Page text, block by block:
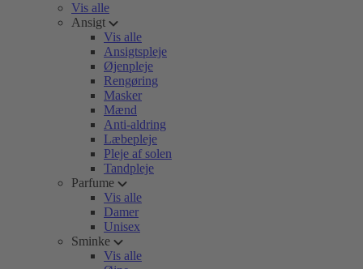
Vis alle
Ansigt
Vis alle
Ansigtspleje
Øjenpleje
Rengøring
Masker
Mænd
Anti-aldring
Læbepleje
Pleje af solen
Tandpleje
Parfume
Vis alle
Damer
Unisex
Sminke
Vis alle